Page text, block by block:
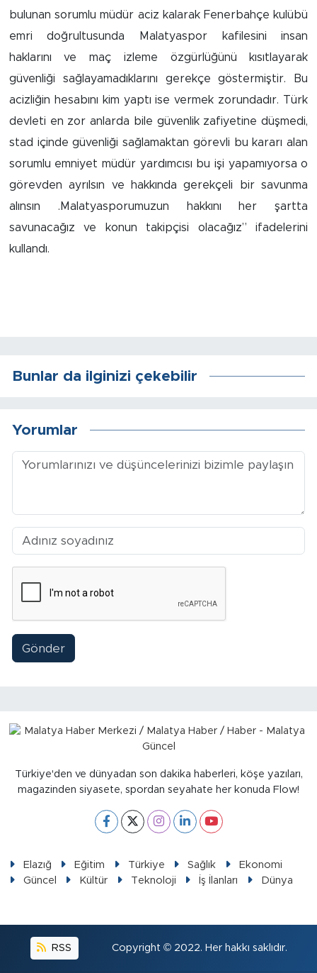
bulunan sorumlu müdür aciz kalarak Fenerbahçe kulübü
emri doğrultusunda Malatyaspor kafilesini insan
haklarını ve maç izleme özgürlüğünü kısıtlayarak
güvenliği sağlayamadıklarını gerekçe göstermiştir. Bu
acizliğin hesabını kim yaptı ise vermek zorundadır. Türk
devleti en zor anlarda bile güvenlik zafiyetine düşmedi,
stad içinde güvenliği sağlamaktan görevli bu kararı alan
sorumlu emniyet müdür yardımcısı bu işi yapamıyorsa o
görevden ayrılsın ve hakkında gerekçeli bir savunma
alınsın .Malatyasporumuzun hakkını her şartta
savunacağız ve konun takipçisi olacağız” ifadelerini
kullandı.
Bunlar da ilginizi çekebilir
Yorumlar
Gönder
Türkiye'den ve dünyadan son dakika haberleri, köşe yazıları,
magazinden siyasete, spordan seyahate her konuda Flow!
Elazığ Eğitim Türkiye Sağlık
Ekonomi
Güncel
Kültür Teknoloji İş İlanları Dünya
RSS Copyright © 2022. Her hakkı saklıdır.
Asayiş
Siyaset